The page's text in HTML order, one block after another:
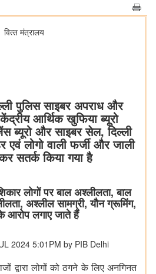
वित्‍त मंत्रालय
पुलिस साइबर अपराध और
आर्थिक खुफिया ब्यूरो
ब्यूरो और साइबर सेल, दिल्ली
एवं लोगो वाली फर्जी और जाली
सतर्क किया गया है
लोगों पर बाल अश्लीलता, बाल
अश्लील सामग्री, यौन ग्रूमिंग,
आरोप लगाए जाते हैं
JUL 2024 5:01PM by PIB Delhi
द्वारा लोगों को ठगने के लिए अनगिनत